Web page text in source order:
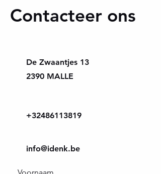
Contacteer ons
De Zwaantjes 13
2390 MALLE
+32486113819
info@idenk.be